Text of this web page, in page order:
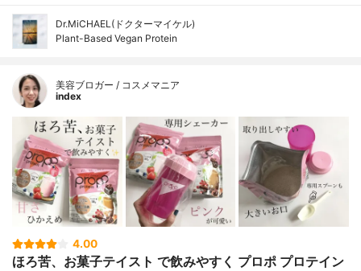
Dr.MiCHAEL(ドクターマイケル)
Plant-Based Vegan Protein
美容ブロガー / コスメマニア
index
4.00
ほろ苦、お菓子テイスト で飲みやすく プロポ プロテイン